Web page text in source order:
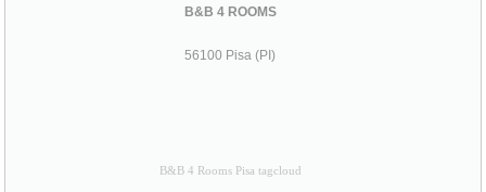
B&B 4 ROOMS
56100 Pisa (PI)
B&B 4 Rooms Pisa tagcloud